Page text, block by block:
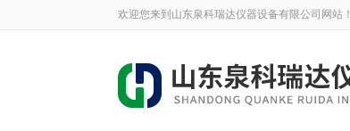
欢迎您来到山东泉科瑞达仪器设备有限公司网站！